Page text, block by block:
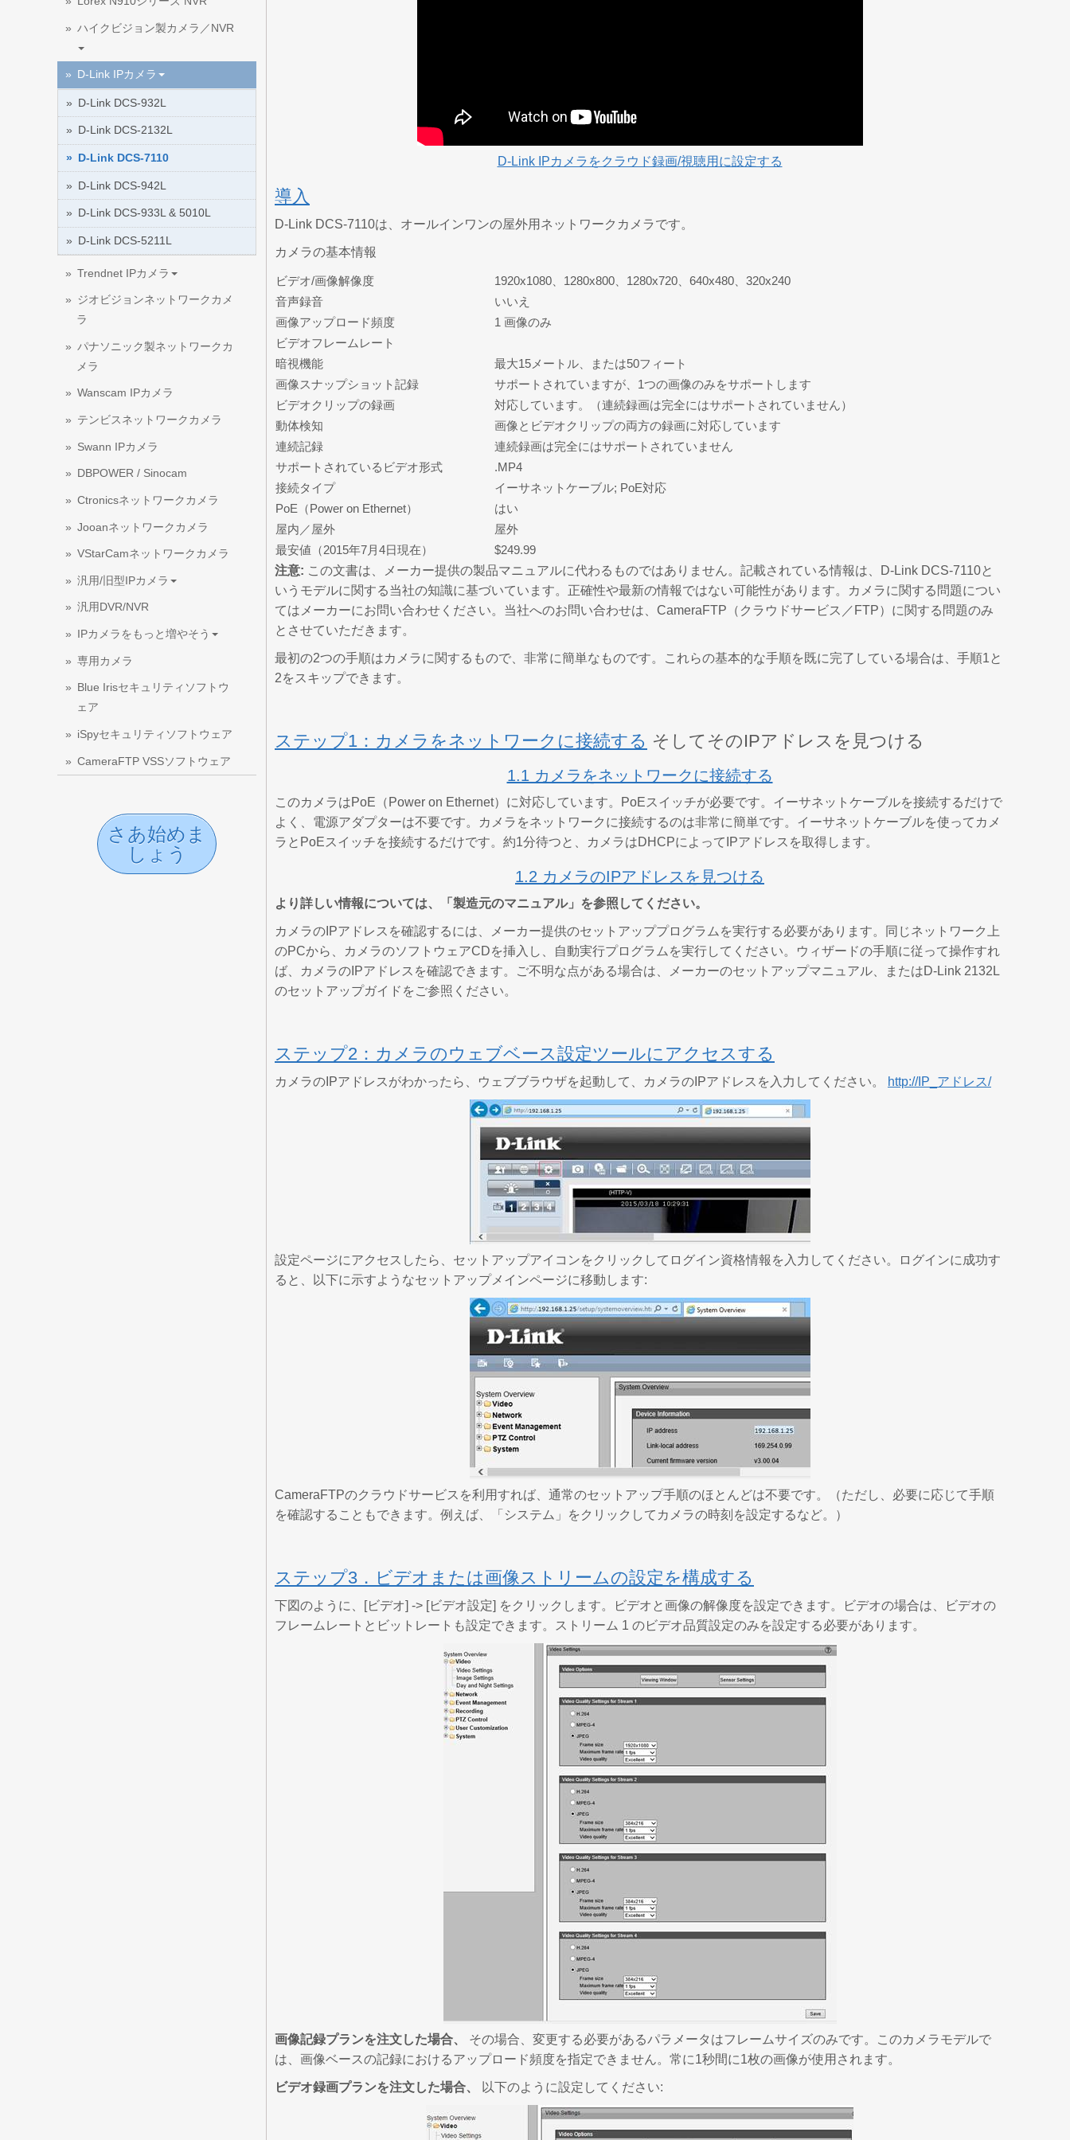
ハイクビジョン製カメラ／NVR
D-Link IPカメラ
D-Link DCS-932L
D-Link DCS-2132L
D-Link DCS-7110
D-Link DCS-942L
D-Link DCS-933L & 5010L
D-Link DCS-5211L
Trendnet IPカメラ
ジオビジョンネットワークカメ
ラ
パナソニック製ネットワークカ
メラ
Wanscam IPカメラ
テンビスネットワークカメラ
Swann IPカメラ
DBPOWER / Sinocam
Ctronicsネットワークカメラ
Jooanネットワークカメラ
VStarCamネットワークカメラ
汎用/旧型IPカメラ
汎用DVR/NVR
IPカメラをもっと増やそう
専用カメラ
Blue Irisセキュリティソフトウ
ェア
iSpyセキュリティソフトウェア
CameraFTP VSSソフトウェア
さあ始めま
しょう
D-Link IPカメラをクラウド録画/視聴用に設定する
導入
D-Link DCS-7110は、オールインワンの屋外用ネットワークカメラです。
カメラの基本情報
ビデオ/画像解像度
1920x1080、1280x800、1280x720、640x480、320x240
音声録音
いいえ
画像アップロード頻度
1 画像のみ
ビデオフレームレート
暗視機能
最大15メートル、または50フィート
画像スナップショット記録
サポートされていますが、1つの画像のみをサポートします
ビデオクリップの録画
対応しています。（連続録画は完全にはサポートされていません）
動体検知
画像とビデオクリップの両方の録画に対応しています
連続記録
連続録画は完全にはサポートされていません
サポートされているビデオ形式
.MP4
接続タイプ
イーサネットケーブル; PoE対応
PoE（Power on Ethernet）
はい
屋内／屋外
屋外
最安値（2015年7月4日現在）
$249.99
注意: この文書は、メーカー提供の製品マニュアルに代わるものではありません。記載されている情報は、D-Link DCS-7110と
いうモデルに関する当社の知識に基づいています。正確性や最新の情報ではない可能性があります。カメラに関する問題につい
てはメーカーにお問い合わせください。当社へのお問い合わせは、CameraFTP（クラウドサービス／FTP）に関する問題のみ
とさせていただきます。
最初の2つの手順はカメラに関するもので、非常に簡単なものです。これらの基本的な手順を既に完了している場合は、手順1と
2をスキップできます。
ステップ1：カメラをネットワークに接続する そしてそのIPアドレスを見つける
1.1 カメラをネットワークに接続する
このカメラはPoE（Power on Ethernet）に対応しています。PoEスイッチが必要です。イーサネットケーブルを接続するだけで
よく、電源アダプターは不要です。カメラをネットワークに接続するのは非常に簡単です。イーサネットケーブルを使ってカメ
ラとPoEスイッチを接続するだけです。約1分待つと、カメラはDHCPによってIPアドレスを取得します。
1.2 カメラのIPアドレスを見つける
より詳しい情報については、「製造元のマニュアル」を参照してください。
カメラのIPアドレスを確認するには、メーカー提供のセットアッププログラムを実行する必要があります。同じネットワーク上
のPCから、カメラのソフトウェアCDを挿入し、自動実行プログラムを実行してください。ウィザードの手順に従って操作すれ
ば、カメラのIPアドレスを確認できます。ご不明な点がある場合は、メーカーのセットアップマニュアル、またはD-Link 2132L
のセットアップガイドをご参照ください。
ステップ2：カメラのウェブベース設定ツールにアクセスする
カメラのIPアドレスがわかったら、ウェブブラウザを起動して、カメラのIPアドレスを入力してください。 http://IP_アドレス/
設定ページにアクセスしたら、セットアップアイコンをクリックしてログイン資格情報を入力してください。ログインに成功す
ると、以下に示すようなセットアップメインページに移動します:
CameraFTPのクラウドサービスを利用すれば、通常のセットアップ手順のほとんどは不要です。（ただし、必要に応じて手順
を確認することもできます。例えば、「システム」をクリックしてカメラの時刻を設定するなど。）
ステップ3．ビデオまたは画像ストリームの設定を構成する
下図のように、[ビデオ] -> [ビデオ設定] をクリックします。ビデオと画像の解像度を設定できます。ビデオの場合は、ビデオの
フレームレートとビットレートも設定できます。ストリーム 1 のビデオ品質設定のみを設定する必要があります。
画像記録プランを注文した場合、
その場合、変更する必要があるパラメータはフレームサイズのみです。このカメラモデルで
は、画像ベースの記録におけるアップロード頻度を指定できません。常に1秒間に1枚の画像が使用されます。
ビデオ録画プランを注文した場合、 以下のように設定してください: